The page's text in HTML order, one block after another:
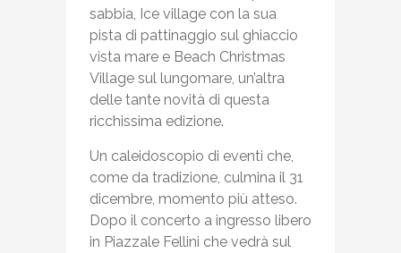
sabbia, Ice village con la sua
pista di pattinaggio sul ghiaccio
vista mare e Beach Christmas
Village sul lungomare, un’altra
delle tante novità di questa
ricchissima edizione.
Un caleidoscopio di eventi che,
come da tradizione, culmina il 31
dicembre, momento più atteso.
Dopo il concerto a ingresso libero
in Piazzale Fellini che vedrà sul